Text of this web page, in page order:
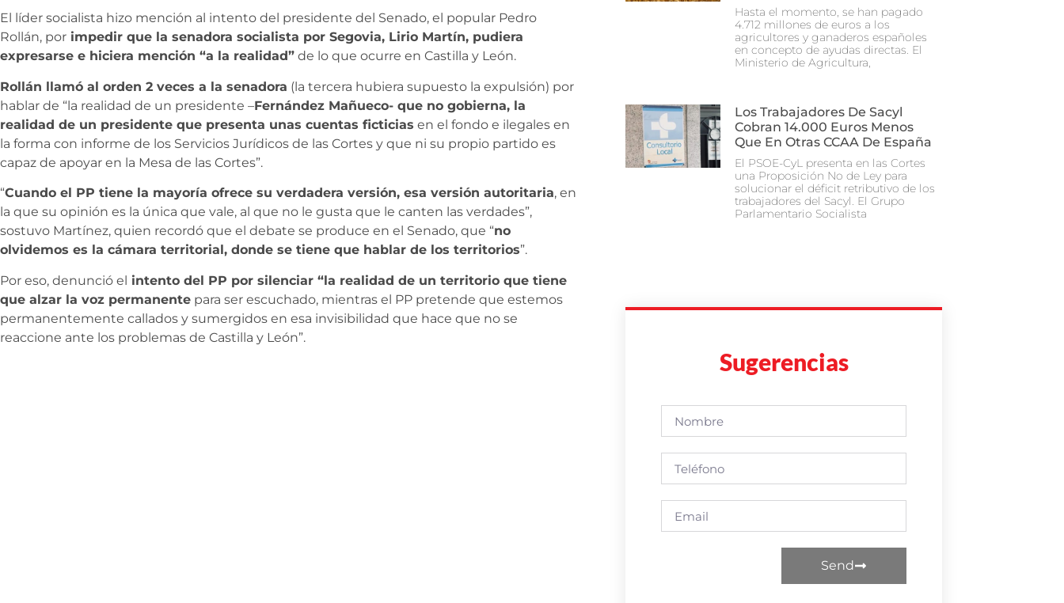
El líder socialista hizo mención al intento del presidente del Senado, el popular Pedro
Rollán, por impedir que la senadora socialista por Segovia, Lirio Martín, pudiera
expresarse e hiciera mención “a la realidad” de lo que ocurre en Castilla y León.
Rollán llamó al orden 2 veces a la senadora (la tercera hubiera supuesto la expulsión) por
hablar de “la realidad de un presidente –Fernández Mañueco- que no gobierna, la
realidad de un presidente que presenta unas cuentas ficticias en el fondo e ilegales en
la forma con informe de los Servicios Jurídicos de las Cortes y que ni su propio partido es
capaz de apoyar en la Mesa de las Cortes”.
“Cuando el PP tiene la mayoría ofrece su verdadera versión, esa versión autoritaria, en
la que su opinión es la única que vale, al que no le gusta que le canten las verdades”,
sostuvo Martínez, quien recordó que el debate se produce en el Senado, que “no
olvidemos es la cámara territorial, donde se tiene que hablar de los territorios”.
Por eso, denunció el intento del PP por silenciar “la realidad de un territorio que tiene
que alzar la voz permanente para ser escuchado, mientras el PP pretende que estemos
permanentemente callados y sumergidos en esa invisibilidad que hace que no se
reaccione ante los problemas de Castilla y León”.
Hasta el momento, se han pagado
4.712 millones de euros a los
agricultores y ganaderos españoles
en concepto de ayudas directas. El
Ministerio de Agricultura,
Los Trabajadores De Sacyl
Cobran 14.000 Euros Menos
Que En Otras CCAA De España
El PSOE-CyL presenta en las Cortes
una Proposición No de Ley para
solucionar el déficit retributivo de los
trabajadores del Sacyl. El Grupo
Parlamentario Socialista
Sugerencias
Send